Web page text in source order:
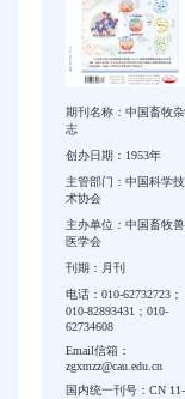
期刊名称：中国畜牧杂
志
创办日期：1953年
主管部门：中国科学技
术协会
主办单位：中国畜牧兽
医学会
刊期：月刊
电话：010-62732723；
010-82893431；010-
62734608
Email信箱：
zgxmzz@cau.edu.cn
国内统一刊号：CN 11-